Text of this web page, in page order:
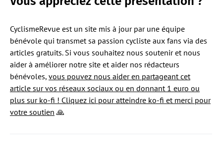
CyclismeRevue est un site mis à jour par une équipe
bénévole qui transmet sa passion cycliste aux fans via des
articles gratuits. Si vous souhaitez nous soutenir et nous
aider à améliorer notre site et aider nos rédacteurs
bénévoles, vous pouvez nous aider en partageant cet
article sur vos réseaux sociaux ou en donnant 1 euro ou
plus sur ko-fi ! Cliquez ici pour atteindre ko-fi et merci pour
votre soutien 🙏